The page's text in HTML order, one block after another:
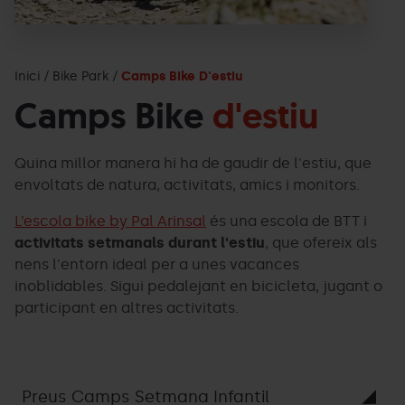
Inici Bike Park Camps Bike D'estiu
Camps Bike d'estiu
Quina millor manera hi ha de gaudir de l'estiu, que
envoltats de natura, activitats, amics i monitors.
L’escola bike by Pal Arinsal és una escola de BTT i
activitats setmanals durant l'estiu, que ofereix als
nens l'entorn ideal per a unes vacances
inoblidables. Sigui pedalejant en bicicleta, jugant o
participant en altres activitats.
Preus Camps Setmana Infantil